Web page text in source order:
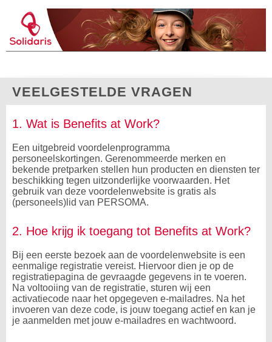
VEELGESTELDE VRAGEN
1. Wat is Benefits at Work?
Een uitgebreid voordelenprogramma
personeelskortingen. Gerenommeerde merken en
bekende pretparken stellen hun producten en diensten ter
beschikking tegen uitzonderlijke voorwaarden. Het
gebruik van deze voordelenwebsite is gratis als
(personeels)lid van PERSOMA.
2. Hoe krijg ik toegang tot Benefits at Work?
Bij een eerste bezoek aan de voordelenwebsite is een
eenmalige registratie vereist. Hiervoor dien je op de
registratiepagina de gevraagde gegevens in te voeren.
Na voltooiing van de registratie, sturen wij een
activatiecode naar het opgegeven e-mailadres. Na het
invoeren van deze code, is jouw toegang actief en kan je
je aanmelden met jouw e-mailadres en wachtwoord.